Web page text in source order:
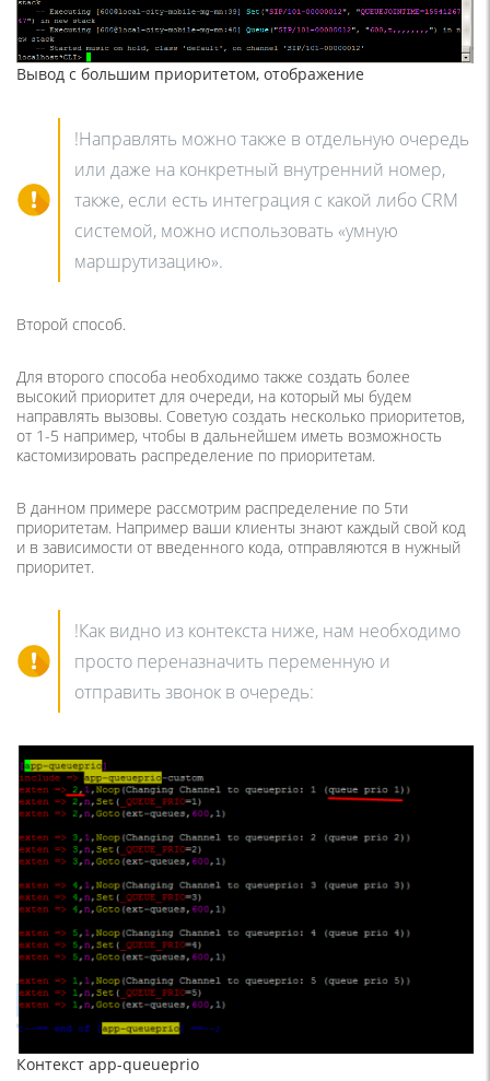
Вывод с большим приоритетом, отображение
!Направлять можно также в отдельную очередь
или даже на конкретный внутренний номер,
также, если есть интеграция с какой либо CRM
системой, можно использовать «умную
маршрутизацию».
Второй способ.
Для второго способа необходимо также создать более
высокий приоритет для очереди, на который мы будем
направлять вызовы. Советую создать несколько приоритетов,
от 1-5 например, чтобы в дальнейшем иметь возможность
кастомизировать распределение по приоритетам.
В данном примере рассмотрим распределение по 5ти
приоритетам. Например ваши клиенты знают каждый свой код
и в зависимости от введенного кода, отправляются в нужный
приоритет.
!Как видно из контекста ниже, нам необходимо
просто переназначить переменную и
отправить звонок в очередь:
Контекст app-queueprio